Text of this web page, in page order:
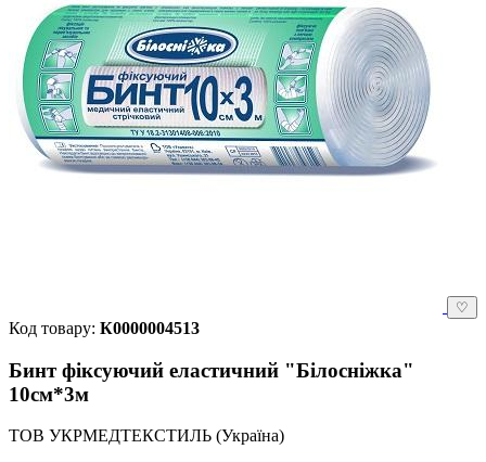
♡
Код товару: К0000004513
Бинт фіксуючий еластичний "Білосніжка"
10см*3м
ТОВ УКРМЕДТЕКСТИЛЬ (Україна)